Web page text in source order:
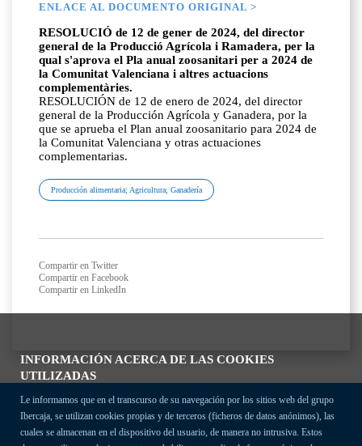
INFORMACIÓN ACERCA DE LAS COOKIES
UTILIZADAS
Le informamos que en el transcurso de su navegación por los sitios web del grupo
Ibercaja, se utilizan cookies propias y de terceros (ficheros de datos anónimos), las
cuales se almacenan en el dispositivo del usuario, de manera no intrusiva. Estos
ENLACE AL DOCUMENTO ORIGINAL >
RESOLUCIÓ de 12 de gener de 2024, del director
general de la Producció Agrícola i Ramadera, per la
qual s'aprova el Pla anual zoosanitari per a 2024 de
la Comunitat Valenciana i altres actuacions
complementàries.
RESOLUCIÓN de 12 de enero de 2024, del director
general de la Producción Agrícola y Ganadera, por la
que se aprueba el Plan anual zoosanitario para 2024 de
la Comunitat Valenciana y otras actuaciones
complementarias.
Producción alimentaria; Agricultura; Ganadería
Compartir en Twitter
Compartir en Facebook
Compartir en LinkedIn